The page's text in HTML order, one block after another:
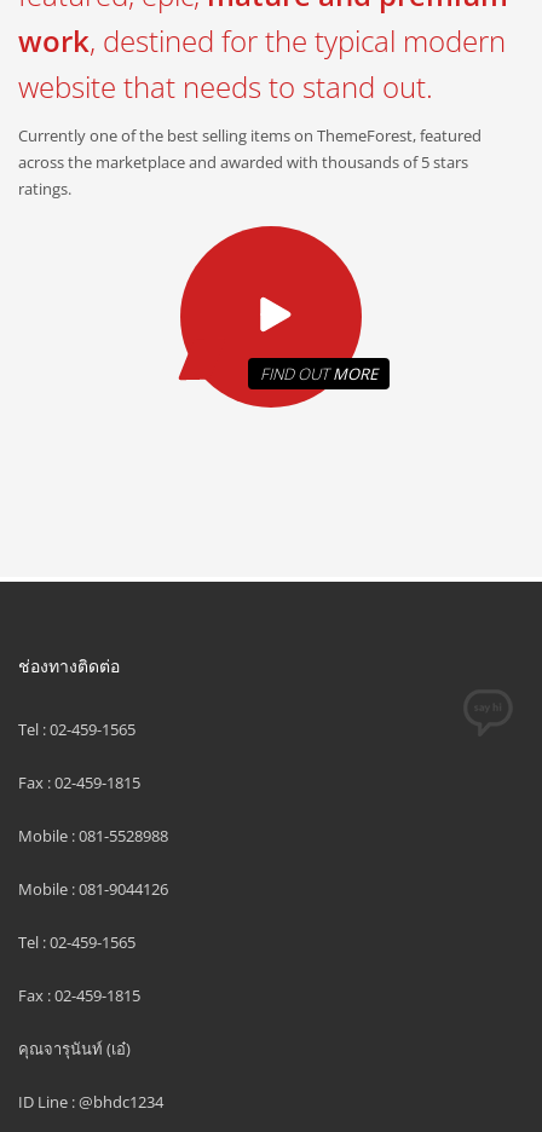
work, destined for the typical modern
website that needs to stand out.
Currently one of the best selling items on ThemeForest, featured
across the marketplace and awarded with thousands of 5 stars
ratings.
FIND OUTMORE
ช่องทางติดต่อ
Tel : 02-459-1565
Fax : 02-459-1815
Mobile : 081-5528988
Mobile : 081-9044126
Tel : 02-459-1565
Fax : 02-459-1815
คุณจารุนันท์ (เอ๋)
ID Line : @bhdc1234